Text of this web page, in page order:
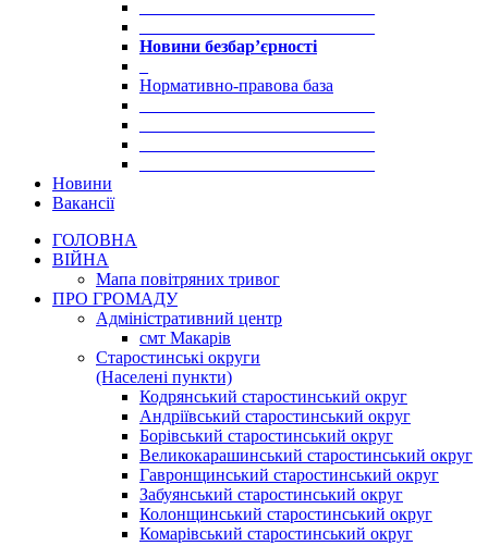
Новини безбар’єрності
Нормативно-правова база
Новини
Вакансії
ГОЛОВНА
ВІЙНА
Мапа повітряних тривог
ПРО ГРОМАДУ
Aдміністративний центр
смт Макарів
Старостинські округи
(Населені пункти)
Кодрянський старостинський округ
Андріївський старостинський округ
Борівський старостинський округ
Великокарашинський старостинський округ
Гавронщинський старостинський округ
Забуянський старостинський округ
Колонщинський старостинський округ
Комарівський старостинський округ